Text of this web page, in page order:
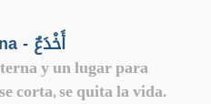
Arteria carótida interna - أَخْدَعٌ
y un lugar para
corta, se quita la vida.